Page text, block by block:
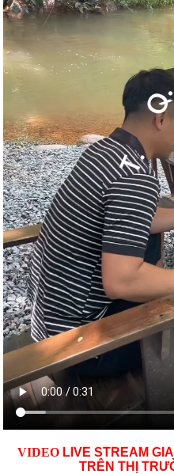
VIDEOLIVE STREAM
TRÊN THỊ